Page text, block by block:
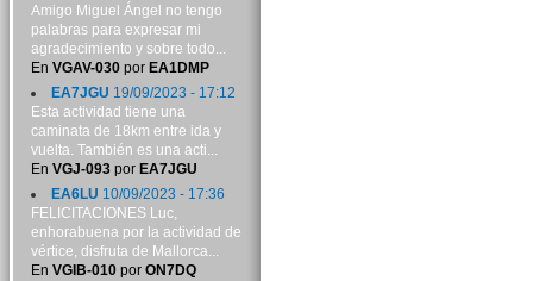
Amigo Miguel Ángel no tengo
palabras para expresar mi
agradecimiento y sobre todo...
En VGAV-030por EA1DMP
EA7JGU 19/09/2023 - 17:12
Esta actividad tiene una
caminata de 18km entre ida y
vuelta. También es una acti...
En VGJ-093por EA7JGU
EA6LU 10/09/2023 - 17:36
FELICITACIONES Luc,
enhorabuena por la actividad de
vértice, disfruta de Mallorca...
En VGIB-010por ON7DQ